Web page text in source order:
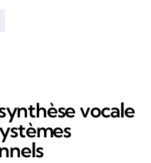
vocale